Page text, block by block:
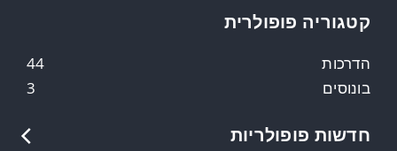
קטגוריה פופולרית
44
הדרכות
3
בונוסים
חדשות פופולריות